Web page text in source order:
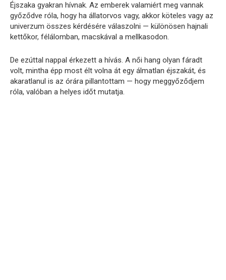
Éjszaka gyakran hívnak. Az emberek valamiért meg vannak
győződve róla, hogy ha állatorvos vagy, akkor köteles vagy az
univerzum összes kérdésére válaszolni — különösen hajnali
kettőkor, félálomban, macskával a mellkasodon.
De ezúttal nappal érkezett a hívás. A női hang olyan fáradt
volt, mintha épp most élt volna át egy álmatlan éjszakát, és
akaratlanul is az órára pillantottam — hogy meggyőződjem
róla, valóban a helyes időt mutatja.